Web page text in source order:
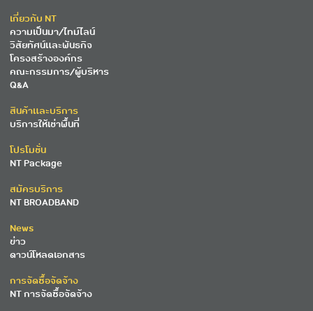
เกี่ยวกับ NT
ความเป็นมา/ไทม์ไลน์
วิสัยทัศน์และพันธกิจ
โครงสร้างองค์กร
คณะกรรมการ/ผู้บริหาร
Q&A
สินค้าและบริการ
บริการให้เช่าพื้นที่
โปรโมชั่น
NT Package
สมัครบริการ
NT BROADBAND
News
ข่าว
ดาวน์โหลดเอกสาร
การจัดซื้อจัดจ้าง
NT การจัดซื้อจัดจ้าง